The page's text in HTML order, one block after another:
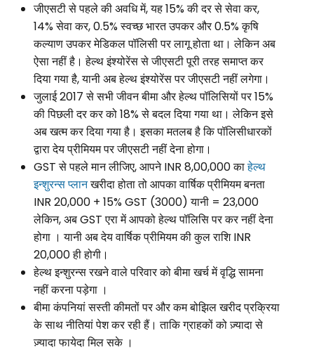
जीएसटी से पहले की अवधि में, यह 15% की दर से सेवा कर,
14% सेवा कर, 0.5% स्वच्छ भारत उपकर और 0.5% कृषि
कल्याण उपकर मेडिकल पॉलिसी पर लागू होता था। लेकिन अब
ऐसा नहीं है। हेल्थ इंश्योरेंस से जीएसटी पूरी तरह समाप्त कर
दिया गया है, यानी अब हेल्थ इंश्योरेंस पर जीएसटी नहीं लगेगा।
जुलाई 2017 से सभी जीवन बीमा और हेल्थ पॉलिसियों पर 15%
की पिछली दर कर को 18% से बदल दिया गया था। लेकिन इसे
अब खत्म कर दिया गया है। इसका मतलब है कि पॉलिसीधारकों
द्वारा देय प्रीमियम पर जीएसटी नहीं देना होगा।
GST से पहले मान लीजिए, आपने INR 8,00,000 काहेल्थ
इन्शुरन्स प्लानखरीदा होता तो आपका वार्षिक प्रीमियम बनता
INR 20,000 + 15% GST (3000) यानी = 23,000
लेकिन, अब GST एरा में आपको हेल्थ पॉलिसि पर कर नहीं देना
होगा । यानी अब देय वार्षिक प्रीमियम की कुल राशि INR
20,000 ही होगी।
हेल्थ इन्शुरन्स रखने वाले परिवार को बीमा खर्च में वृद्धि सामना
नहीं करना पड़ेगा ।
बीमा कंपनियां सस्ती कीमतों पर और कम बोझिल खरीद प्रक्रिया
के साथ नीतियां पेश कर रही हैं। ताकि ग्राहकों को ज़्यादा से
ज़्यादा फायेदा मिल सके ।